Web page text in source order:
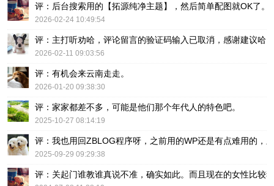
评：后台搜索用的【拓源纯净主题】，然后简单配图就OK了。
2026-02-24 10:49:54
评：主打听劝哈，评论留言的验证码输入已取消，感谢建议哈！
2026-02-11 09:03:56
评：有机会来云南走走。
2026-01-20 09:38:30
评：家家都差不多，可能是他们那个年代人的特色吧。
2025-10-27 08:14:19
评：我也用回ZBLOG程序呀，之前用的WP还是有点难用的，
2025-09-29 09:29:38
评：关起门谁教谁真说不准，确实如此。而且现在的女性比较